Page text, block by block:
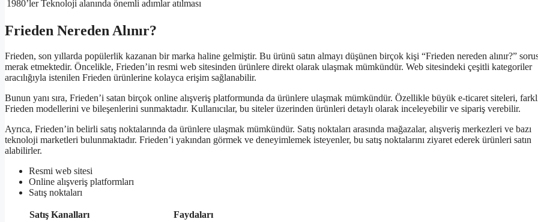
1980’ler Teknoloji alanında önemli adımlar atılması
Frieden Nereden Alınır?
Frieden, son yıllarda popülerlik kazanan bir marka haline gelmiştir. Bu ürünü satın almayı düşünen birçok kişi “Frieden nereden alınır?”
merak etmektedir. Öncelikle, Frieden’in resmi web sitesinden ürünlere direkt olarak ulaşmak mümkündür. Web sitesindeki çeşitli kategoriler
aracılığıyla istenilen Frieden ürünlerine kolayca erişim sağlanabilir.
Bunun yanı sıra, Frieden’i satan birçok online alışveriş platformunda da ürünlere ulaşmak mümkündür. Özellikle büyük e-ticaret siteleri,
Frieden modellerini ve bileşenlerini sunmaktadır. Kullanıcılar, bu siteler üzerinden ürünleri detaylı olarak inceleyebilir ve sipariş verebilir.
Ayrıca, Frieden’in belirli satış noktalarında da ürünlere ulaşmak mümkündür. Satış noktaları arasında mağazalar, alışveriş merkezleri ve bazı
teknoloji marketleri bulunmaktadır. Frieden’i yakından görmek ve deneyimlemek isteyenler, bu satış noktalarını ziyaret ederek ürünleri satın
alabilirler.
Resmi web sitesi
Online alışveriş platformları
Satış noktaları
Satış Kanalları
Faydaları